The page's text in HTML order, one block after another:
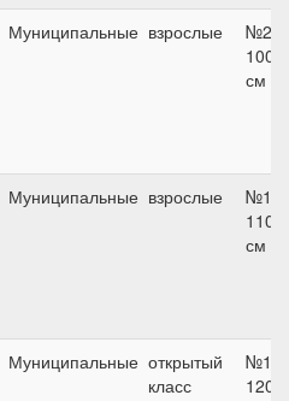
Муниципальные взрослые
№2,
100
см
Муниципальные взрослые
№10,
110
см
Муниципальные открытый
класс
№10,
120